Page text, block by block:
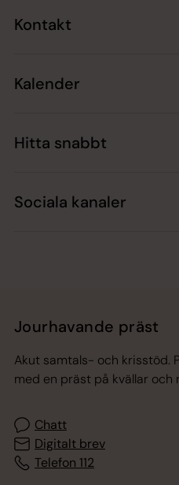
Kontakt
Kalender
Hitta snabbt
Sociala kanaler
Jourhavande präst
Akut samtals- och krisstöd.
med en präst på kvällar och
Chatt
Digitalt brev
Telefon 112